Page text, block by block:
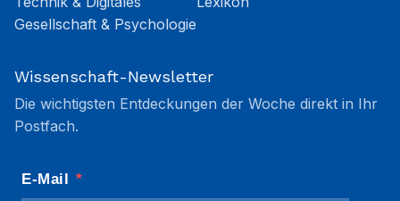
Gesellschaft & Psychologie
Wissenschaft-Newsletter
Die wichtigsten Entdeckungen der Woche direkt in Ihr
Postfach.